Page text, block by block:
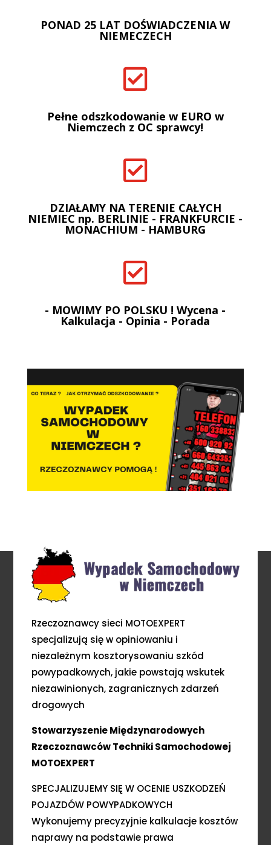
PONAD 25 LAT DOŚWIADCZENIA W
NIEMECZECH

Pełne odszkodowanie w EURO w
Niemczech z OC sprawcy!

DZIAŁAMY NA TERENIE CAŁYCH
NIEMIEC np. BERLINIE - FRANKFURCIE -
MONACHIUM - HAMBURG

- MOWIMY PO POLSKU ! Wycena -
Kalkulacja - Opinia - Porada
Rzeczoznawcy sieci MOTOEXPERT
specjalizują się w opiniowaniu i
niezależnym kosztorysowaniu szkód
powypadkowych, jakie powstają wskutek
niezawinionych, zagranicznych zdarzeń
drogowych
Stowarzyszenie Międzynarodowych
Rzeczoznawców Techniki Samochodowej
MOTOEXPERT
SPECJALIZUJEMY SIĘ W OCENIE USZKODZEŃ
POJAZDÓW POWYPADKOWYCH
Wykonujemy precyzyjnie kalkulacje kosztów
naprawy na podstawie prawa